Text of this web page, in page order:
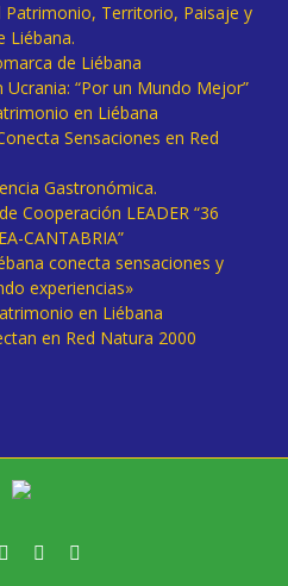
Patrimonio, Territorio, Paisaje y
Liébana.
de Liébana
“Por un Mundo Mejor”
en Liébana
Sensaciones en Red
Gastronómica.
Cooperación LEADER “36
CANTABRIA”
conecta sensaciones y
experiencias»
en Liébana
en Red Natura 2000
TwitterInstagram